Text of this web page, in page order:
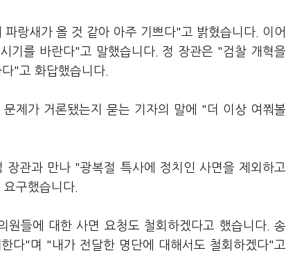
랑새가 올 것 같아 아주 기쁘다"고 밝혔습니다. 이어
기를 바란다"고 말했습니다. 정 장관은 "검찰 개혁을
"고 화답했습니다.
제가 거론됐는지 묻는 기자의 말에 "더 이상 여쭤볼
관과 만나 "광복절 특사에 정치인 사면을 제외하고
구했습니다.
원들에 대한 사면 요청도 철회하겠다고 했습니다. 송
다"며 "내가 전달한 명단에 대해서도 철회하겠다"고